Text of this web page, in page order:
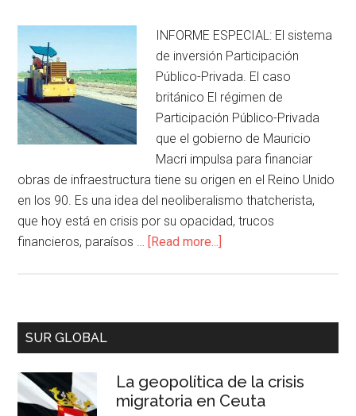
INFORME ESPECIAL: El sistema
de inversión Participación
Público-Privada. El caso
británico El régimen de
Participación Público-Privada
que el gobierno de Mauricio
Macri impulsa para financiar
obras de infraestructura tiene su origen en el Reino Unido
en los 90. Es una idea del neoliberalismo thatcherista,
que hoy está en crisis por su opacidad, trucos
financieros, paraísos … [Read more...]
SUR GLOBAL
La geopolítica de la crisis
migratoria en Ceuta